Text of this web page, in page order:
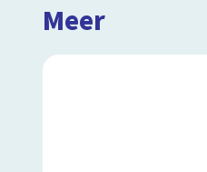
Meer